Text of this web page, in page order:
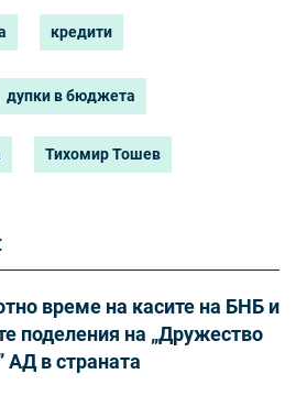
кредити
дупки в бюджета
Тихомир Тошев
време на касите на БНБ и
поделения на „Дружество
АД в страната